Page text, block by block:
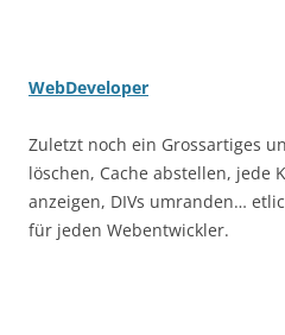
WebDeveloper
Zuletzt noch ein Grossartiges
löschen, Cache abstellen, jede
anzeigen, DIVs umranden…
für jeden Webentwickler.